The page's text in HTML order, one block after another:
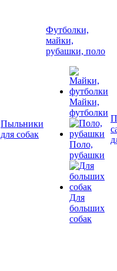
Пыльники
для собак
Футболки,
майки,
рубашки, поло
Майки,
футболки
Поло,
рубашки
Для
больших
собак